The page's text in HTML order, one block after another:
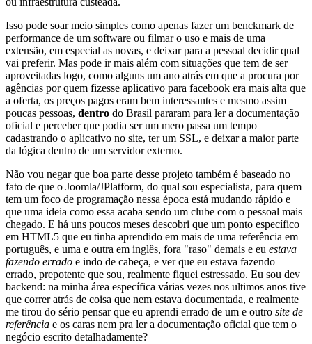
Isso pode soar meio simples como apenas fazer um benckmark de
performance de um software ou filmar o uso e mais de uma
extensão, em especial as novas, e deixar para a pessoal decidir qual
vai preferir. Mas pode ir mais além com situações que tem de ser
aproveitadas logo, como alguns um ano atrás em que a procura por
agências por quem fizesse aplicativo para facebook era mais alta que
a oferta, os preços pagos eram bem interessantes e mesmo assim
poucas pessoas, dentro do Brasil pararam para ler a documentação
oficial e perceber que podia ser um mero passa um tempo
cadastrando o aplicativo no site, ter um SSL, e deixar a maior parte
da lógica dentro de um servidor externo.
Não vou negar que boa parte desse projeto também é baseado no
fato de que o Joomla/JPlatform, do qual sou especialista, para quem
tem um foco de programação nessa época está mudando rápido e
que uma ideia como essa acaba sendo um clube com o pessoal mais
chegado. E há uns poucos meses descobri que um ponto específico
em HTML5 que eu tinha aprendido em mais de uma referência em
português, e uma e outra em inglês, fora "raso" demais e eu estava
fazendo errado e indo de cabeça, e ver que eu estava fazendo
errado, prepotente que sou, realmente fiquei estressado. Eu sou dev
backend: na minha área específica várias vezes nos ultimos anos tive
que correr atrás de coisa que nem estava documentada, e realmente
me tirou do sério pensar que eu aprendi errado de um e outro site de
referência e os caras nem pra ler a documentação oficial que tem o
negócio escrito detalhadamente?